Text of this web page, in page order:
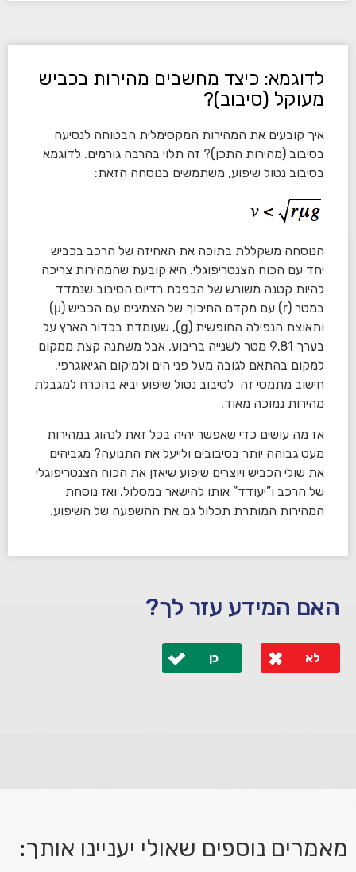
לדוגמא: כיצד מחשבים מהירות בכביש
מעוקל (סיבוב)?
איך קובעים את המהירות המקסימלית הבטוחה לנסיעה
בסיבוב (מהירות התכן)? זה תלוי בהרבה גורמים. לדוגמא
בסיבוב נטול שיפוע, משתמשים בנוסחה הזאת:
הנוסחה משקללת בתוכה את האחיזה של הרכב בכביש
יחד עם הכוח הצנטריפוגלי. היא קובעת שהמהירות צריכה
להיות קטנה משורש של הכפלת רדיוס הסיבוב שנמדד
במטר (r) עם מקדם החיכוך של הצמיגים עם הכביש (μ)
ותאוצת הנפילה החופשית (g), שעומדת בכדור הארץ על
בערך 9.81 מטר לשנייה בריבוע, אבל משתנה קצת ממקום
למקום בהתאם לגובה מעל פני הים ולמיקום הגיאוגרפי.
חישוב מתמטי זה לסיבוב נטול שיפוע יביא בהכרח למגבלת
מהירות נמוכה מאוד.
אז מה עושים כדי שאפשר יהיה בכל זאת לנהוג במהירות
מעט גבוהה יותר בסיבובים ולייעל את התנועה? מגביהים
את שולי הכביש ויוצרים שיפוע שיאזן את הכוח הצנטריפוגלי
של הרכב ו”יעודד” אותו להישאר במסלול. ואז נוסחת
המהירות המותרת תכלול גם את ההשפעה של השיפוע.
האם המידע עזר לך?
לא כן
מאמרים נוספים שאולי יעניינו אותך: